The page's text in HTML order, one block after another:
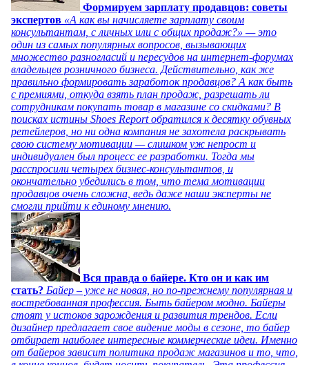
Формируем зарплату продавцов: советы
экспертов «А как вы начисляете зарплату своим
консультантам, с личных или с общих продаж?» — это
один из самых популярных вопросов, вызывающих
множество разногласий и пересудов на интернет-форумах
владельцев розничного бизнеса. Действительно, как же
правильно формировать заработок продавцов? А как быть
с премиями, откуда взять план продаж, разрешать ли
сотрудникам покупать товар в магазине со скидками? В
поисках истины Shoes Report обратился к десятку обувных
ретейлеров, но ни одна компания не захотела раскрывать
свою систему мотивации — слишком уж непрост и
индивидуален был процесс ее разработки. Тогда мы
расспросили четырех бизнес-консультантов, и
окончательно убедились в том, что тема мотивации
продавцов очень сложна, ведь даже наши эксперты не
смогли прийти к единому мнению.
Вся правда о байере. Кто он и как им
стать? Байер – уже не новая, но по-прежнему популярная и
востребованная профессия. Быть байером модно. Байеры
стоят у истоков зарождения и развития трендов. Если
дизайнер предлагает свое видение моды в сезоне, то байер
отбирает наиболее интересные коммерческие идеи. Именно
от байеров зависит политика продаж магазинов и то, что,